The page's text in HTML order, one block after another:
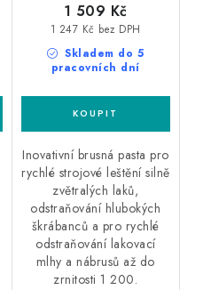
Skladem do 5
pracovních dní
1 247 Kč bez DPH
1 509 Kč
Inovativní brusná pasta pro
rychlé strojové leštění silně
zvětralých laků,
odstraňování hlubokých
škrábanců a pro rychlé
odstraňování lakovací
mlhy a nábrusů až do
zrnitosti 1 200.